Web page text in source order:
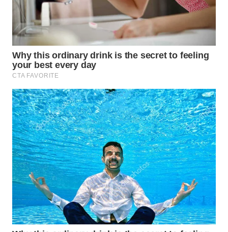
WN
NIAS
WN
LANGKAT
WN
TAPANULI
SELATAN
WN
TANJUNG
LESUNG
WN
KARO